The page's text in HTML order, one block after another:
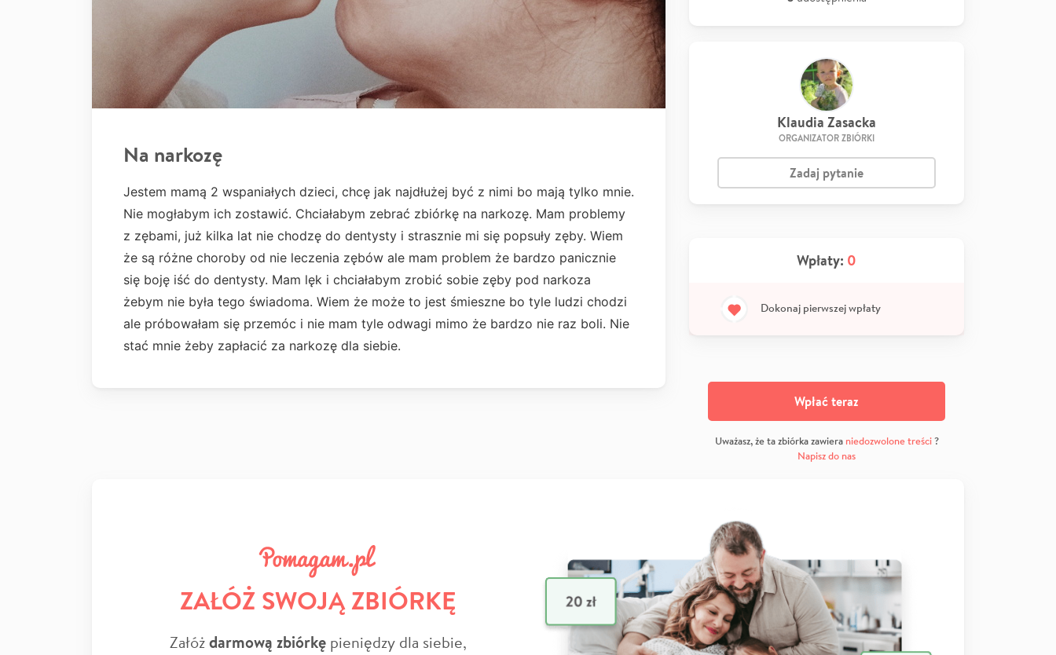
Na narkozę
Jestem mamą 2 wspaniałych dzieci, chcę jak najdłużej być z nimi bo mają tylko mnie.
Nie mogłabym ich zostawić. Chciałabym zebrać zbiórkę na narkozę. Mam problemy
z zębami, już kilka lat nie chodzę do dentysty i strasznie mi się popsuły zęby. Wiem
że są różne choroby od nie leczenia zębów ale mam problem że bardzo panicznie
się boję iść do dentysty. Mam lęk i chciałabym zrobić sobie zęby pod narkoza
żebym nie była tego świadoma. Wiem że może to jest śmieszne bo tyle ludzi chodzi
ale próbowałam się przemóc i nie mam tyle odwagi mimo że bardzo nie raz boli. Nie
stać mnie żeby zapłacić za narkozę dla siebie.
Klaudia Zasacka
ORGANIZATOR ZBIÓRKI
Zadaj pytanie
Wpłaty: 0
Dokonaj pierwszej wpłaty
Wpłać teraz
Uważasz, że ta zbiórka zawiera niedozwolone treści?
Napisz do nas
ZAŁÓŻ SWOJĄ ZBIÓRKĘ
Załóżdarmową zbiórkępieniędzy dla siebie,